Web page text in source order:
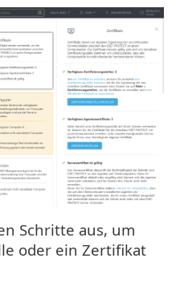
Schritte aus, um
oder ein Zertifikat